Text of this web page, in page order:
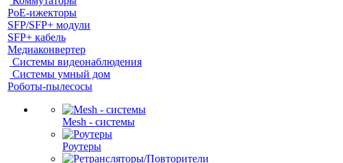
PoE-ижекторы
SFP/SFP+ модули
SFP+ кабель
Медиаконвертер
Системы видеонаблюдения
Системы умный дом
Роботы-пылесосы
Mesh - системы
Роутеры